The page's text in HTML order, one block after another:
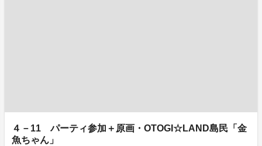
４－11 パーティ参加＋原画・OTOGI☆LAND島民「金
魚ちゃん」